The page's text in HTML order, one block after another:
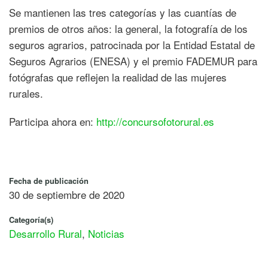
Se mantienen las tres categorías y las cuantías de
premios de otros años: la general, la fotografía de los
seguros agrarios, patrocinada por la Entidad Estatal de
Seguros Agrarios (ENESA) y el premio FADEMUR para
fotógrafas que reflejen la realidad de las mujeres
rurales.
Participa ahora en: http://concursofotorural.es
Fecha de publicación
30 de septiembre de 2020
Categoría(s)
Desarrollo Rural, Noticias